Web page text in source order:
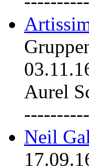
Aurel
----------
Neil